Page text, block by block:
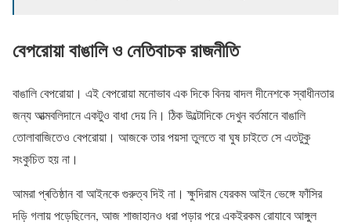
বেপরোয়া বাঙালি ও নেতিবাচক রাজনীতি
বাঙালি বেপরোয়া। এই বেপরোয়া মনোভাব এক দিকে বিনয় বাদল দীনেশকে স্বাধীনতার
জন্য আত্মবলিদানে একটুও বাধা দেয় নি। ঠিক উল্টোদিকে দেখুন বর্তমানে বাঙালি
তোলাবাজিতেও বেপরোয়া। আজকে তার পয়সা তুলতে বা ঘুষ চাইতে সে এতটুকু
সংকুচিত হয় না।
আমরা প্ৰতিষ্ঠান বা আইনকে গুরুত্ব দিই না। ক্ষুদিরাম যেরকম আইন ভেঙ্গে ফাঁসির
দড়ি গলায় পড়েছিলেন, আজ শাজাহানও ধরা পড়ার পরে একইরকম রোযাবে আঙ্গুল